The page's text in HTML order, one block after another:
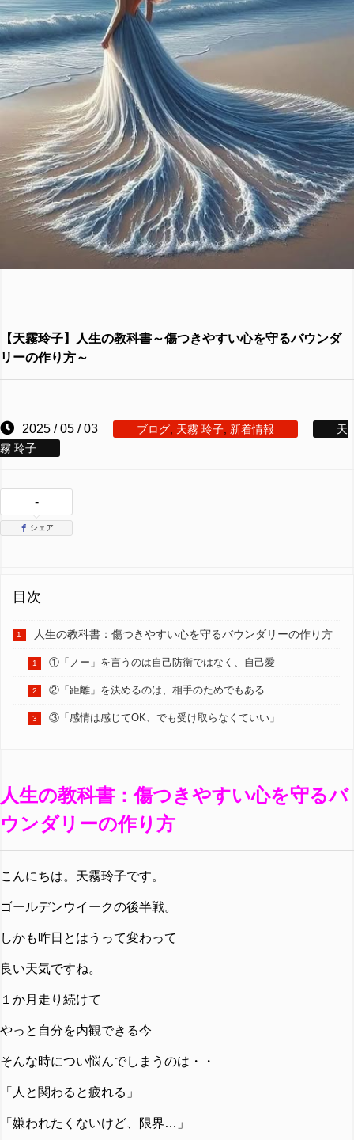
【天霧玲子】人生の教科書～傷つきやすい心を守るバウンダ
リーの作り方～
2025 / 05 / 03 ブログ 天霧 玲子 新着情報
天
霧 玲子
-
シェア
目次
人生の教科書：傷つきやすい心を守るバウンダリーの作り方
①「ノー」を言うのは自己防衛ではなく、自己愛
②「距離」を決めるのは、相手のためでもある
③「感情は感じてOK、でも受け取らなくていい」
人生の教科書：傷つきやすい心を守るバ
ウンダリーの作り方
こんにちは。天霧玲子です。
ゴールデンウイークの後半戦。
しかも昨日とはうって変わって
良い天気ですね。
１か月走り続けて
やっと自分を内観できる今
そんな時につい悩んでしまうのは・・
「人と関わると疲れる」
「嫌われたくないけど、限界…」